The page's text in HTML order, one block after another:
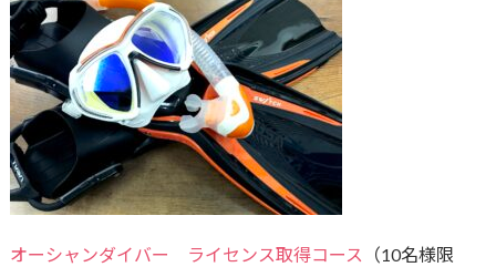
オーシャンダイバー ライセンス取得コース
（10名様限